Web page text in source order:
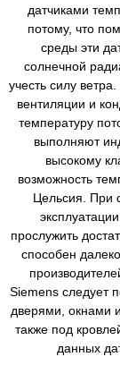
датчиками
потому, что
среды эти
солнечной
учесть силу
вентиляции и
температуру
выполняют
высокому
возможность
Цельсия. При
прослужить
способен
Siemens следует
дверями, окнами
также под
данных